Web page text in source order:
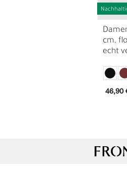
Ü
cm,
echt
46,90